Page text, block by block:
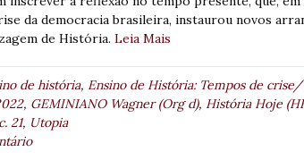
da democracia brasileira, instaurou novos
de História. Leia Mais
de história, Ensino de História: Tempos de
, GEMINIANO Wagner (Org d), História Hoje
21, Utopia